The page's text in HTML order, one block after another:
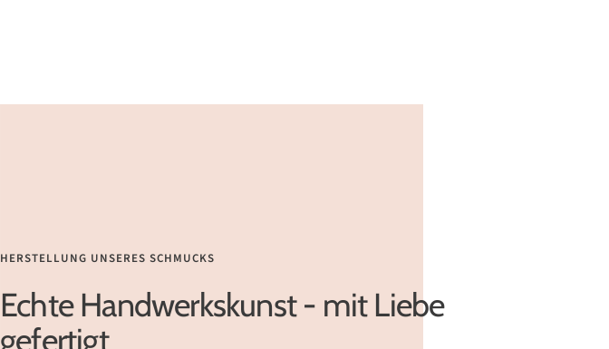
HERSTELLUNG UNSERES SCHMUCKS
Echte Handwerkskunst - mit Liebe
gefertigt